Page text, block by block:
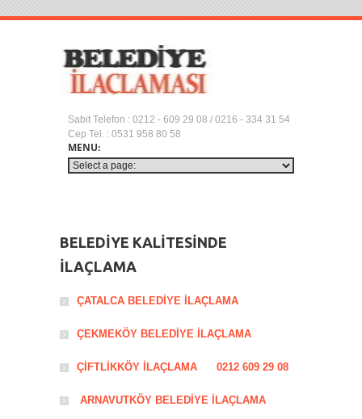
Sabit Telefon : 0212 - 609 29 08 / 0216 - 334 31 54
Cep Tel. : 0531 958 80 58
BELEDİYE KALİTESİNDE
İLAÇLAMA
ÇATALCA BELEDİYE İLAÇLAMA
ÇEKMEKÖY BELEDİYE İLAÇLAMA
ÇİFTLİKKÖY İLAÇLAMA 0212 609 29 08
ARNAVUTKÖY BELEDİYE İLAÇLAMA